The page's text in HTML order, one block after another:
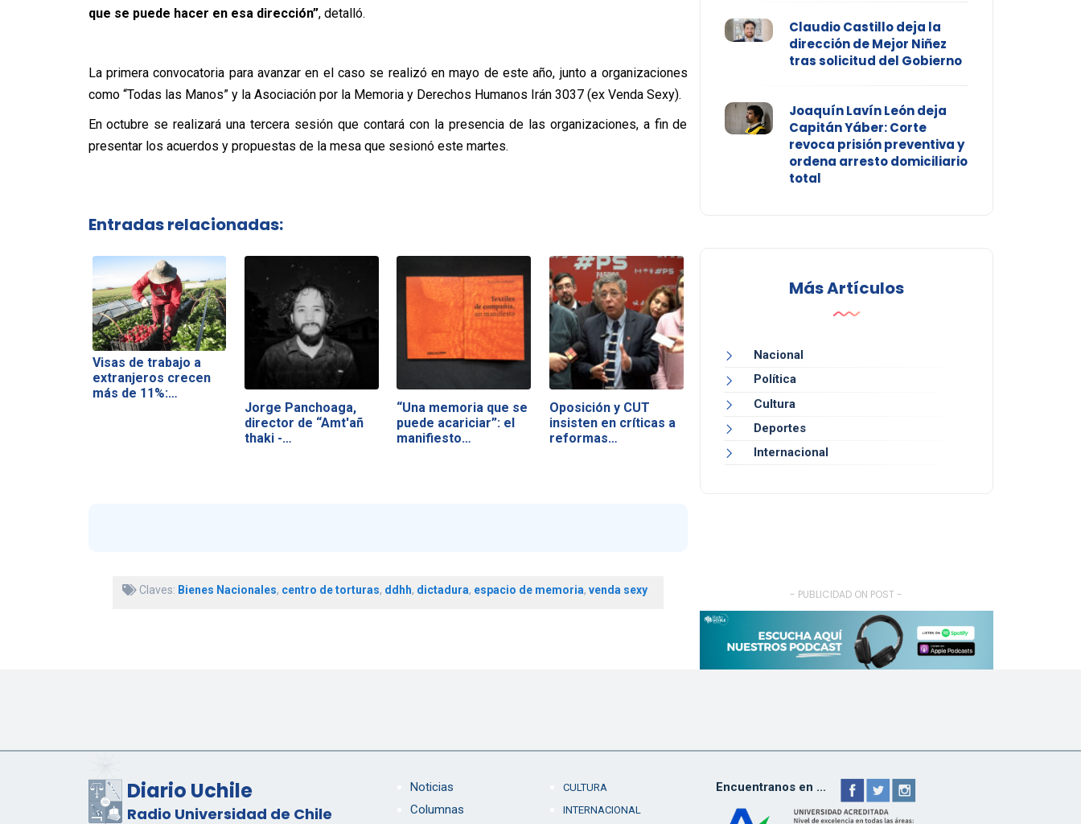
que se puede hacer en esa dirección”, detalló.
La primera convocatoria para avanzar en el caso se realizó en mayo de este año, junto a organizaciones
como “Todas las Manos” y la Asociación por la Memoria y Derechos Humanos Irán 3037 (ex Venda Sexy).
En octubre se realizará una tercera sesión que contará con la presencia de las organizaciones, a fin de
presentar los acuerdos y propuestas de la mesa que sesionó este martes.
Entradas relacionadas:
Visas de trabajo a
extranjeros crecen
más de 11%:…
Jorge Panchoaga,
director de “Amt'añ
thaki -…
“Una memoria que se
puede acariciar”: el
manifiesto…
Oposición y CUT
insisten en críticas a
reformas…
Claves: Bienes Nacionales, centro de torturas, ddhh, dictadura, espacio de memoria, venda sexy
Claudio Castillo deja la
dirección de Mejor Niñez
tras solicitud del Gobierno
Joaquín Lavín León deja
Capitán Yáber: Corte
revoca prisión preventiva y
ordena arresto domiciliario
total
Más Artículos
Nacional
Política
Cultura
Deportes
Internacional
- PUBLICIDAD ON POST -
Diario Uchile
Radio Universidad de Chile
Noticias
Columnas
CULTURA
INTERNACIONAL
Encuentranos en ...